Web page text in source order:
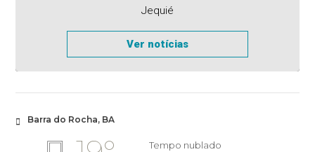
Jequié
Ver notícias
Barra do Rocha, BA
Tempo nublado